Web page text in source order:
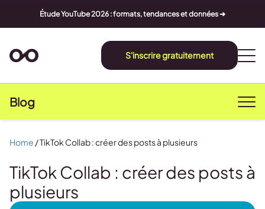
Étude YouTube 2026 : formats, tendances et données ➔
S'inscrire gratuitement
Blog
TikTok Collab : créer des posts à
plusieurs
Home /TikTok Collab : créer des posts à plusieurs